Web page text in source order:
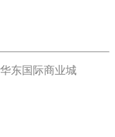
东国际商业城